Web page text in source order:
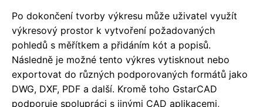
Po dokončení tvorby výkresu může uživatel využít
výkresový prostor k vytvoření požadovaných
pohledů s měřítkem a přidáním kót a popisů.
Následně je možné tento výkres vytisknout nebo
exportovat do různých podporovaných formátů jako
DWG, DXF, PDF a další. Kromě toho GstarCAD
podporuje spolupráci s jinými CAD aplikacemi,